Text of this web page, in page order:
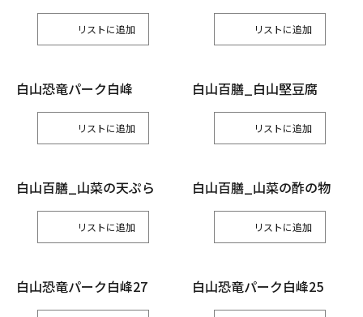
リスト リスト
白山恐竜パーク白峰
リスト
白山百膳_白山堅豆腐
リスト
白山百膳_山菜の天ぷら
リスト
白山百膳_山菜の酢の物
リスト
白山恐竜パーク白峰27 白山恐竜パーク白峰25